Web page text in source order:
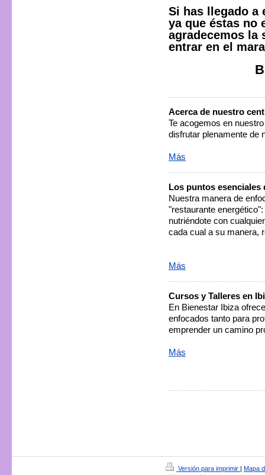
Si has llegado a
ya que éstas no
agradecemos la
entrar en el
Acerca de nuestro
Te acogemos en
disfrutar plenamente de
Más
Los puntos esenciales
Nuestra manera de
"restaurante
nutriéndote con
cada cual a su manera,
Más
Cursos y Talleres en
En Bienestar Ibiza
enfocados tanto para
emprender un camino
Más
Versión para imprimir | Mapa